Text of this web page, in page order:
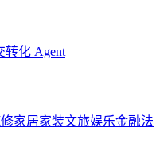
转化 Agent
家居家装文旅娱乐金融法